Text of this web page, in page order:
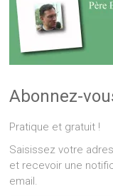
Abonnez-
Pratique et gratuit !
Saisissez votre
et recevoir une
email.